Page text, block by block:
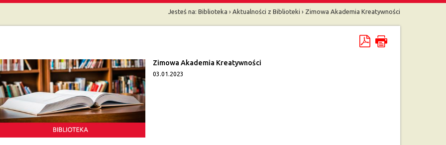
Jesteś na: Biblioteka › Aktualności z Biblioteki › Zimowa Akademia Kreatywności
Zimowa Akademia Kreatywności
03.01.2023